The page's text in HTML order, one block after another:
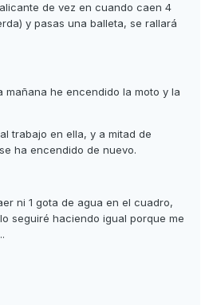
de vez en cuando caen 4
y pasas una balleta, se rallará
mañana he encendido la moto y la
trabajo en ella, y a mitad de
ha encendido de nuevo.
ni 1 gota de agua en el cuadro,
seguiré haciendo igual porque me